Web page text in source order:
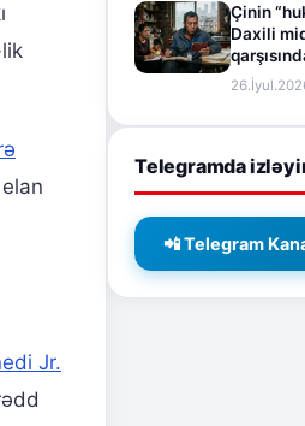
Jr.
Çinin
Daxili
sədd
Telegramda
📲 Telegram